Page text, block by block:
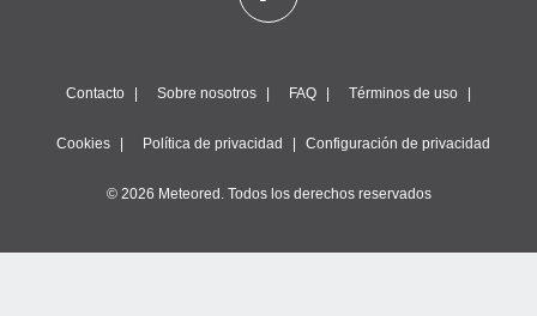
Contacto Sobre nosotros FAQ Términos de uso
Cookies Política de privacidad Configuración de privacidad
© 2026 Meteored. Todos los derechos reservados